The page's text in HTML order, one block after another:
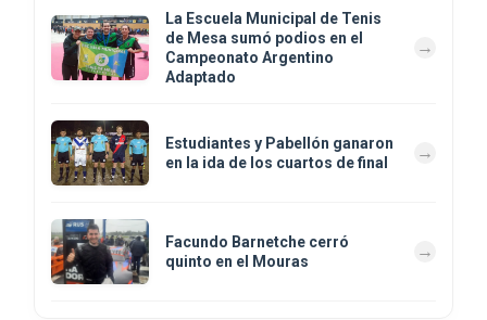
La Escuela Municipal de Tenis
de Mesa sumó podios en el
Campeonato Argentino
Adaptado
Estudiantes y Pabellón ganaron
en la ida de los cuartos de final
Facundo Barnetche cerró
quinto en el Mouras